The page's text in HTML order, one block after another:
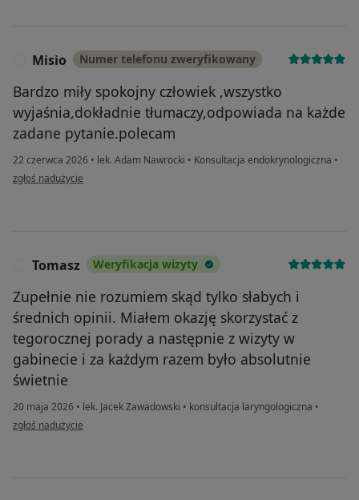
Misio Numer telefonu zweryfikowany
Bardzo miły spokojny człowiek ,wszystko
wyjaśnia,dokładnie tłumaczy,odpowiada na każde
zadane pytanie.polecam
22 czerwca 2026 • lek. Adam Nawrocki • Konsultacja endokrynologiczna •
w opinii użytkownika Misio
zgłoś nadużycie
Tomasz Weryfikacja wizyty
Zupełnie nie rozumiem skąd tylko słabych i
średnich opinii. Miałem okazję skorzystać z
tegorocznej porady a następnie z wizyty w
gabinecie i za każdym razem było absolutnie
świetnie
20 maja 2026 • lek. Jacek Zawadowski • konsultacja laryngologiczna •
w opinii użytkownika Tomasz
zgłoś nadużycie